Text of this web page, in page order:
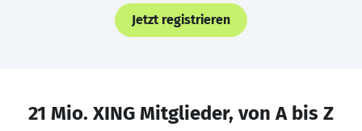
Jetzt registrieren
21 Mio. XING Mitglieder, von A bis Z